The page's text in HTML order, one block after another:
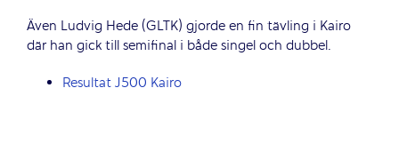
Även Ludvig Hede (GLTK) gjorde en fin tävling i Kairo
där han gick till semifinal i både singel och dubbel.
Resultat J500 Kairo